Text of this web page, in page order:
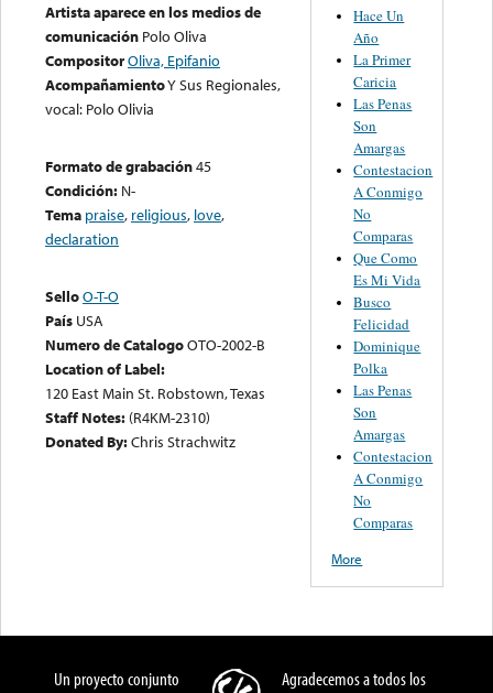
Artista aparece en los medios de
comunicación Polo Oliva
CompositorOliva, Epifanio
AcompañamientoY Sus Regionales,
vocal: Polo Olivia
Formato de grabación45
Condición: N-
Tema praise, religious, love,
declaration
SelloO-T-O
País USA
Numero de CatalogoOTO-2002-B
Location of Label:
120 East Main St. Robstown, Texas
Staff Notes: (R4KM-2310)
Donated By:Chris Strachwitz
Hace Un
Año
La Primer
Caricia
Las Penas
Son
Amargas
Contestacion
A Conmigo
No
Comparas
Que Como
Es Mi Vida
Busco
Felicidad
Dominique
Polka
Las Penas
Son
Amargas
Contestacion
A Conmigo
No
Comparas
More
Un proyecto conjunto
Agradecemos a todos los